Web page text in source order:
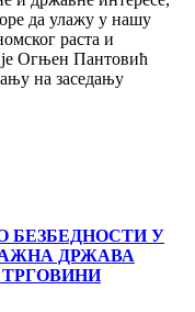
да улажу у нашу
раста и
Огњен Пантовић
на заседању
БЕЗБЕДНОСТИ У
ДРЖАВА